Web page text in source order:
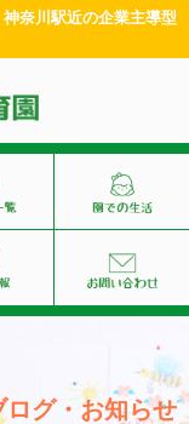
奈川駅近の企業主導型
ログ・お知らせ